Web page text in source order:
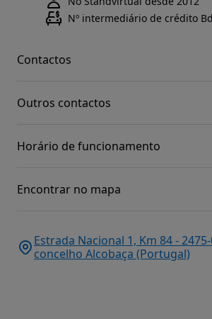
Nº intermediário de crédito
Contactos
Outros contactos
Horário de funcionamento
Encontrar no mapa
Estrada Nacional 1, Km 84 -
concelho Alcobaça (Portugal)